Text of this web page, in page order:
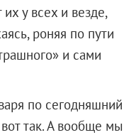
у всех и везде,
роняя по пути
и сами
по сегодняшний
так. А вообще мы